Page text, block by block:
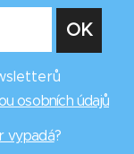
osobních údajů
vypadá?